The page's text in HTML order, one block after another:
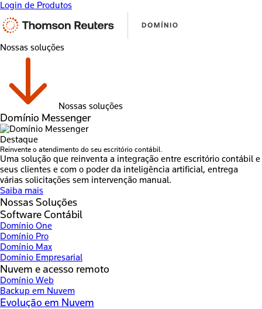
Login de Produtos
Nossas soluções
Nossas soluções
Domínio Messenger
Destaque
Reinvente o atendimento do seu escritório contábil.
Uma solução que reinventa a integração entre escritório contábil e
seus clientes e com o poder da inteligência artificial, entrega
várias solicitações sem intervenção manual.
Saiba mais
Nossas Soluções
Software Contábil
Domínio One
Domínio Pro
Domínio Max
Domínio Empresarial
Nuvem e acesso remoto
Domínio Web
Backup em Nuvem
Evolução em Nuvem